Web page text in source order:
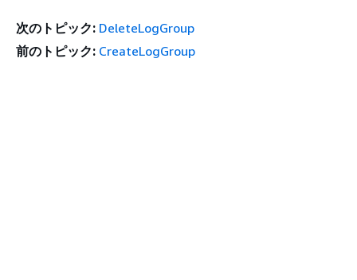
次のトピック: DeleteLogGroup
前のトピック: CreateLogGroup